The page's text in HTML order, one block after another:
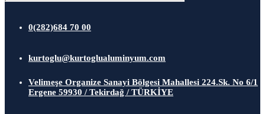
0(282)684 70 00
kurtoglu@kurtoglualuminyum.com
Velimeşe Organize Sanayi Bölgesi Mahallesi 224.Sk. No 6/1
Ergene 59930 / Tekirdağ / TÜRKİYE